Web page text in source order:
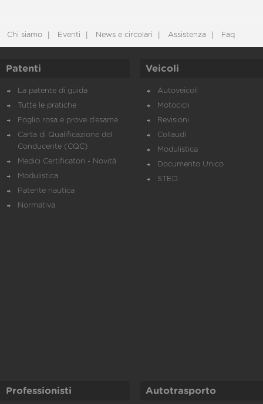
Chi siamo Eventi News e circolari Assistenza Faq
Patenti
La patente di guida
Tutte le pratiche
Foglio rosa e prove d’esame
Carta di Qualificazione del
Conducente (CQC)
Medici Certificatori - Novità
Modulistica
Patente nautica
Normativa
Veicoli
Autoveicoli
Motocicli
Revisioni
Collaudi
Modulistica
Documento Unico
STED
Professionisti Autotrasporto